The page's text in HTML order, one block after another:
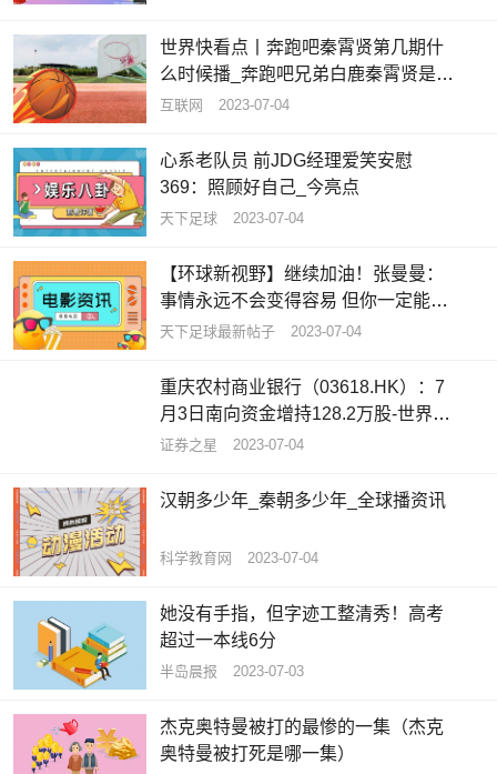
世界快看点丨奔跑吧秦霄贤第几期什
么时候播_奔跑吧兄弟白鹿秦霄贤是哪
一期
互联网 2023-07-04
心系老队员 前JDG经理爱笑安慰
369：照顾好自己_今亮点
天下足球 2023-07-04
【环球新视野】继续加油！张曼曼：
事情永远不会变得容易 但你一定能变
得更好
天下足球最新帖子 2023-07-04
重庆农村商业银行（03618.HK）：7
月3日南向资金增持128.2万股-世界今
亮点
证券之星 2023-07-04
汉朝多少年_秦朝多少年_全球播资讯
科学教育网 2023-07-04
她没有手指，但字迹工整清秀！高考
超过一本线6分
半岛晨报 2023-07-03
杰克奥特曼被打的最惨的一集（杰克
奥特曼被打死是哪一集）